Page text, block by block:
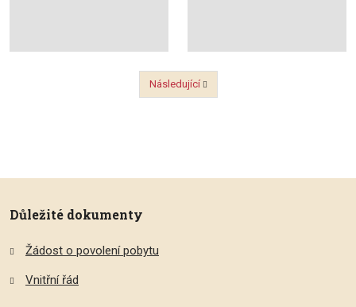
Předchozí
Následující
Důležité dokumenty
Žádost o povolení pobytu
Vnitřní řád